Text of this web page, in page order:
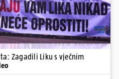
Zagadili Liku s vječnim